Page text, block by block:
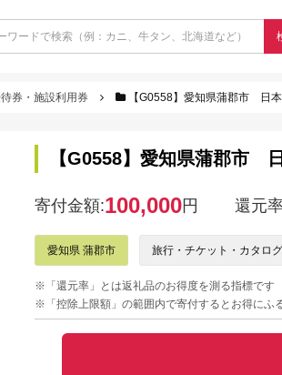
券・施設利用券 【G0558】愛知県蒲郡市 日
【G0558】愛知県蒲郡市
寄付金額:100,000円 還元
愛知県 蒲郡市 旅行・チケット・カタログ
※「還元率」とは返礼品のお得度を測る指標です
※「控除上限額」の範囲内で寄付するとお得にふ